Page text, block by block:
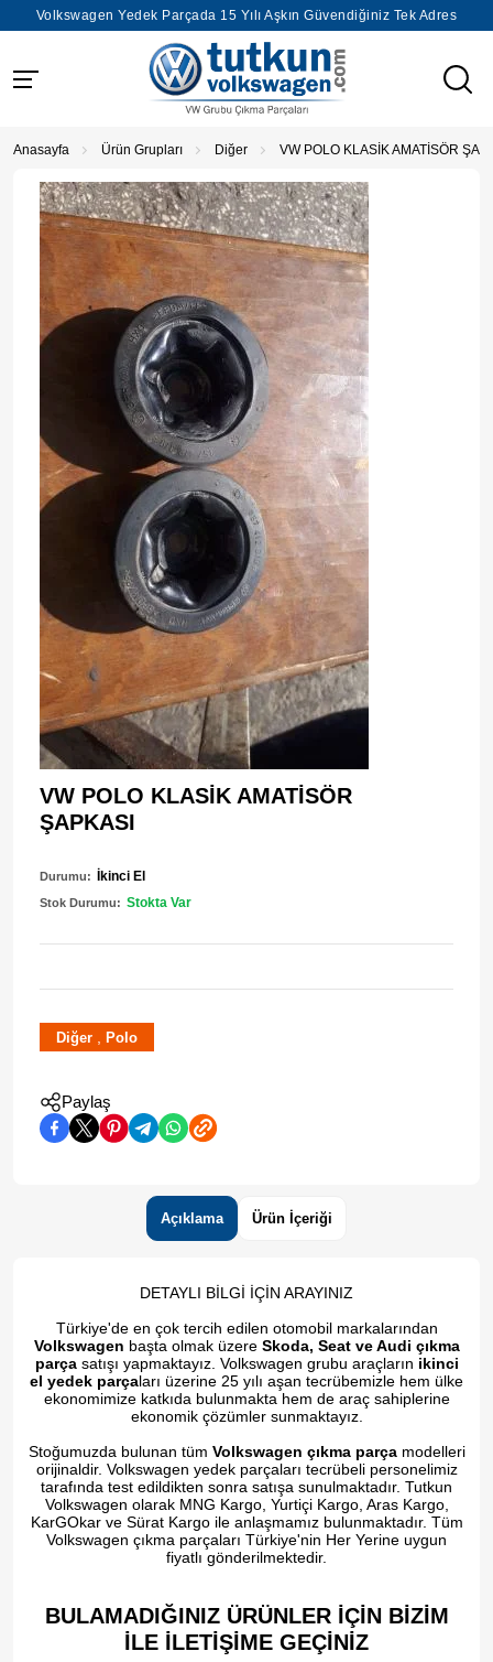
Volkswagen Yedek Parçada 15 Yılı Aşkın Güvendiğiniz Tek Adres
Anasayfa Ürün Grupları Diğer VW POLO KLASİK AMATİSÖR
VW POLO KLASİK AMATİSÖR
ŞAPKASI
Durumu: İkinci El
Stok Durumu: Stokta Var
Diğer , Polo
Paylaş
Açıklama Ürün İçeriği
DETAYLI BİLGİ İÇİN ARAYINIZ
Türkiye'de en çok tercih edilen otomobil markalarından
Volkswagen başta olmak üzere Skoda, Seat ve Audi çıkma
parçasatışı yapmaktayız. Volkswagen grubu araçların ikinci
el yedek parçaları üzerine 25 yılı aşan tecrübemizle hem ülke
ekonomimize katkıda bulunmakta hem de araç sahiplerine
ekonomik çözümler sunmaktayız.
Stoğumuzda bulunan tüm Volkswagen çıkma parçamodelleri
orijinaldir. Volkswagen yedek parçaları tecrübeli personelimiz
tarafında test edildikten sonra satışa sunulmaktadır. Tutkun
Volkswagen olarak MNG Kargo, Yurtiçi Kargo, Aras Kargo,
KarGOkar ve Sürat Kargo ile anlaşmamız bulunmaktadır. Tüm
Volkswagen çıkma parçaları Türkiye'nin Her Yerine uygun
fiyatlı gönderilmektedir.
BULAMADIĞINIZ ÜRÜNLER İÇİN BİZİM
İLE İLETİŞİME GEÇİNİZ​